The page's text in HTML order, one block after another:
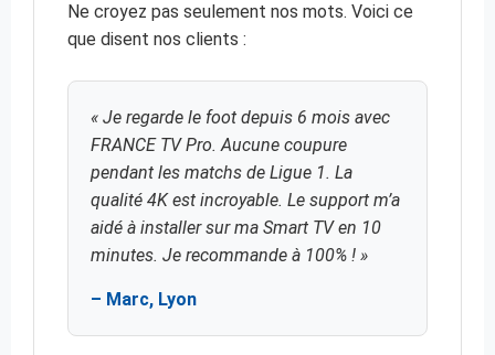
Ne croyez pas seulement nos mots. Voici ce
que disent nos clients :
« Je regarde le foot depuis 6 mois avec
FRANCE TV Pro. Aucune coupure
pendant les matchs de Ligue 1. La
qualité 4K est incroyable. Le support m’a
aidé à installer sur ma Smart TV en 10
minutes. Je recommande à 100% ! »
– Marc, Lyon